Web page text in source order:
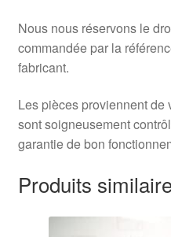
Nous nous réservons le
commandée par la
fabricant.
Les pièces proviennent
sont soigneusement
garantie de bon
Produits